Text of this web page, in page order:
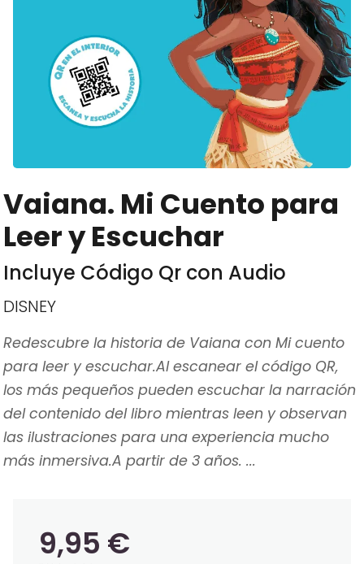
Vaiana. Mi Cuento para
Leer y Escuchar
Incluye Código Qr con Audio
DISNEY
Redescubre la historia de Vaiana con Mi cuento
para leer y escuchar.Al escanear el código QR,
los más pequeños pueden escuchar la narración
del contenido del libro mientras leen y observan
las ilustraciones para una experiencia mucho
más inmersiva.A partir de 3 años. ...
9,95 €